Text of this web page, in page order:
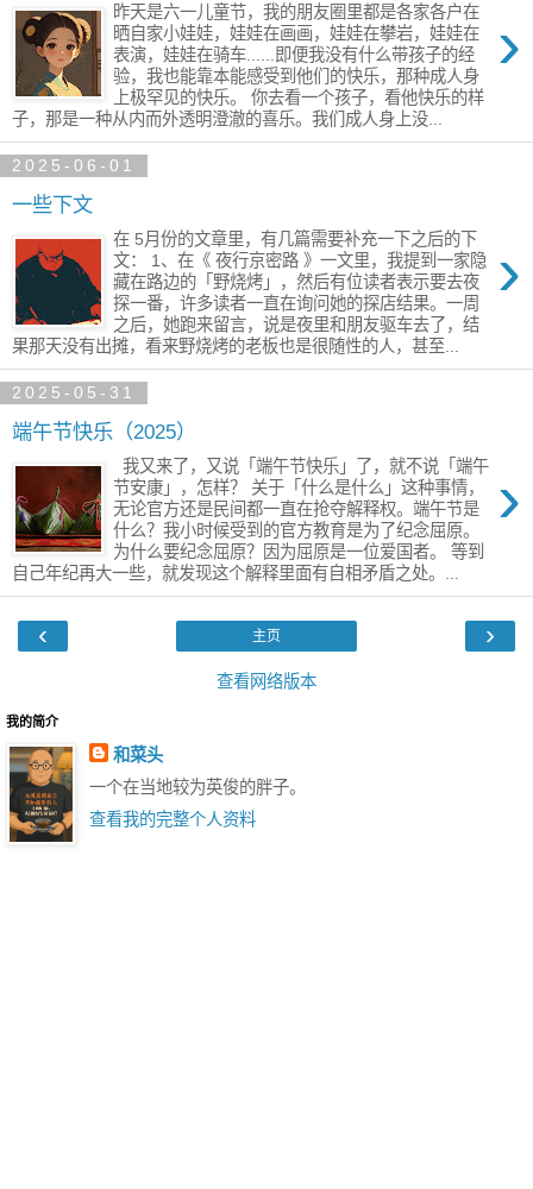
›
昨天是六一儿童节，我的朋友圈里都是各家各户在
晒自家小娃娃，娃娃在画画，娃娃在攀岩，娃娃在
表演，娃娃在骑车......即便我没有什么带孩子的经
验，我也能靠本能感受到他们的快乐，那种成人身
上极罕见的快乐。 你去看一个孩子，看他快乐的样
子，那是一种从内而外透明澄澈的喜乐。我们成人身上没...
2025-06-01
一些下文
›
在 5月份的文章里，有几篇需要补充一下之后的下
文： 1、在《 夜行京密路 》一文里，我提到一家隐
藏在路边的「野烧烤」，然后有位读者表示要去夜
探一番，许多读者一直在询问她的探店结果。一周
之后，她跑来留言，说是夜里和朋友驱车去了，结
果那天没有出摊，看来野烧烤的老板也是很随性的人，甚至...
2025-05-31
端午节快乐（2025）
›
我又来了，又说「端午节快乐」了，就不说「端午
节安康」，怎样？ 关于「什么是什么」这种事情，
无论官方还是民间都一直在抢夺解释权。端午节是
什么？我小时候受到的官方教育是为了纪念屈原。
为什么要纪念屈原？因为屈原是一位爱国者。 等到
自己年纪再大一些，就发现这个解释里面有自相矛盾之处。...
‹ ›
主页
查看网络版本
我的简介
和菜头
一个在当地较为英俊的胖子。
查看我的完整个人资料